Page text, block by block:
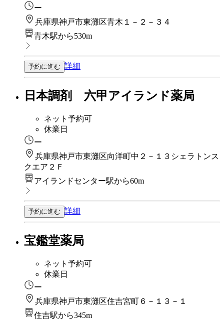
ー
兵庫県神戸市東灘区青木１－２－３４
青木駅から530m
予約に進む 詳細
日本調剤 六甲アイランド薬局
ネット予約可
休業日
ー
兵庫県神戸市東灘区向洋町中２－１３シェラトンス
クエア２Ｆ
アイランドセンター駅から60m
予約に進む 詳細
宝鑑堂薬局
ネット予約可
休業日
ー
兵庫県神戸市東灘区住吉宮町６－１３－１
住吉駅から345m